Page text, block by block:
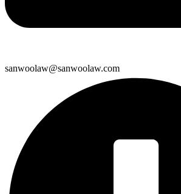
sanwoolaw@sanwoolaw.com